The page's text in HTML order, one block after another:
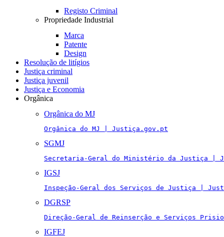
Registo Criminal
Propriedade Industrial
Marca
Patente
Design
Resolução de litígios
Justiça criminal
Justiça juvenil
Justiça e Economia
Orgânica
Orgânica do MJ
Orgânica do MJ | Justiça.gov.pt
SGMJ
Secretaria-Geral do Ministério da Justiça |
IGSJ
Inspeção-Geral dos Serviços de Justiça |
DGRSP
Direção-Geral de Reinserção e Serviços
IGFEJ